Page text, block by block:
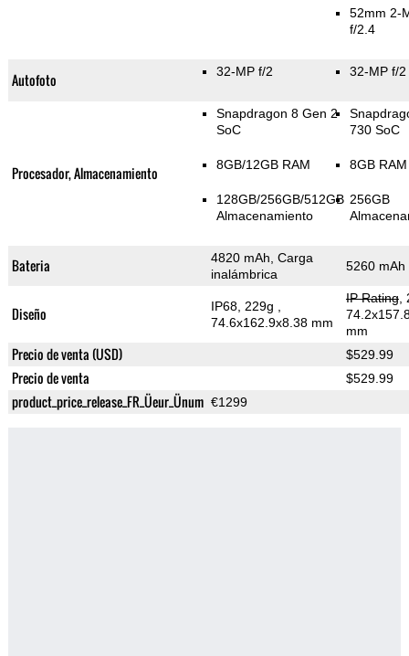
52mm 2-
f/2.4
Autofoto 32-MP f/2 32-MP f/2
Procesador, Almacenamiento
Snapdragon 8 Gen 2
SoC
8GB/12GB RAM
128GB/256GB/512GB
Almacenamiento
730 SoC
8GB RAM
256GB
Bateria
4820 mAh, Carga
inalámbrica
5260 mAh
Diseño IP68, 229g
74.6x162.9x8.38 mm
IP Rating,
mm
Precio de venta (USD) $529.99
Precio de venta $529.99
product_price_release_FR_Üeur_Ünum €1299